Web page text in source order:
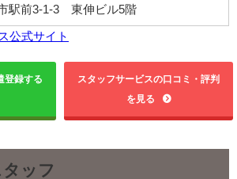
駅前3-1-3 東伸ビル5階
公式サイト
登録する スタッフサービスの口コミ・評判
を見る
ッフ